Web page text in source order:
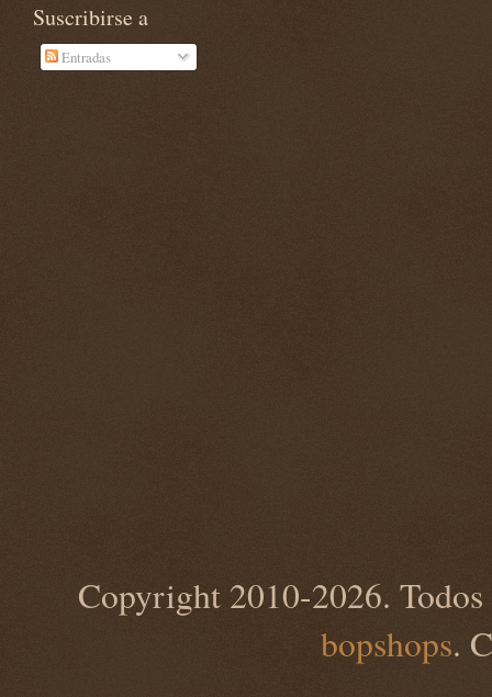
Suscribirse a
Entradas
Copyright 2010-2026. Todos
bopshops.